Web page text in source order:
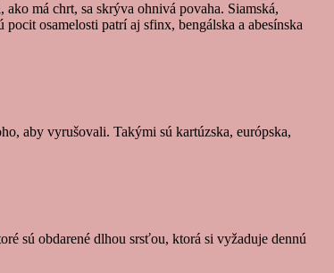
má chrt, sa skrýva ohnivá povaha. Siamská,
osamelosti patrí aj sfinx, bengálska a abesínska
aby vyrušovali. Takými sú kartúzska, európska,
sú obdarené dlhou srsťou, ktorá si vyžaduje dennú